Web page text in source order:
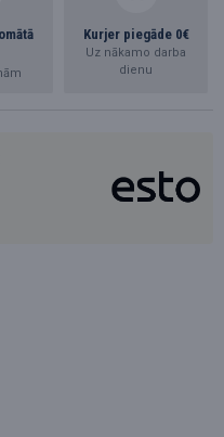
Kurjer piegāde 0€
Uz nākamo darba
dienu